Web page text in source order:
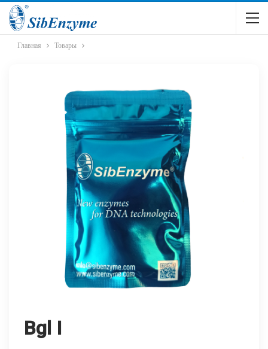
Главная Товары
Bgl I